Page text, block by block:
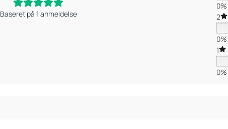
Baseret på 1 anmeldelse
0%
2
0%
1
0%